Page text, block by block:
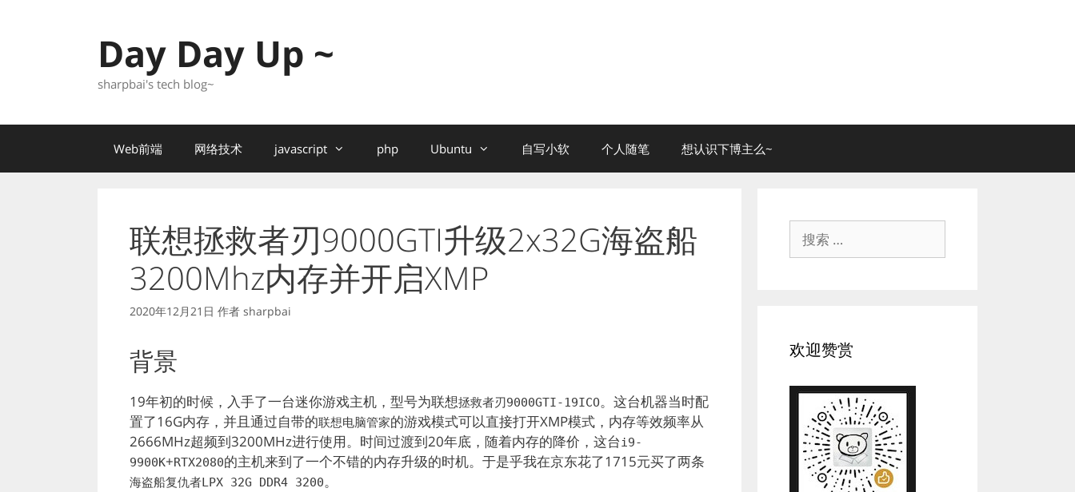
Day Day Up ~
sharpbai's tech blog~
Web前端 网络技术 javascript php Ubuntu 自写小软 个人随笔 想认识下博主么~
联想拯救者刃9000GTI升级2x32G海盗船
3200Mhz内存并开启XMP
2020年12月21日 作者 sharpbai
背景
19年初的时候，入手了一台迷你游戏主机，型号为联想拯救者刃9000GTI-19ICO。这台机器当时配
置了16G内存，并且通过自带的联想电脑管家的游戏模式可以直接打开XMP模式，内存等效频率从
2666MHz超频到3200MHz进行使用。时间过渡到20年底，随着内存的降价，这台i9-
9900K+RTX2080的主机来到了一个不错的内存升级的时机。于是乎我在京东花了1715元买了两条
海盗船复仇者LPX 32G DDR4 3200。
索：
欢迎赞赏